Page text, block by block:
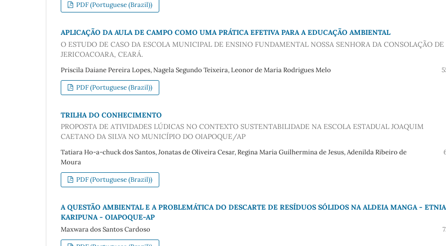
PDF (Portuguese (Brazil))
APLICAÇÃO DA AULA DE CAMPO COMO UMA PRÁTICA EFETIVA PARA A EDUCAÇÃO AMBIENTAL
O ESTUDO DE CASO DA ESCOLA MUNICIPAL DE ENSINO FUNDAMENTAL NOSSA SENHORA DA CONSOLAÇÃO DE
JERICOACOARA, CEARÁ.
Priscila Daiane Pereira Lopes, Nagela Segundo Teixeira, Leonor de Maria Rodrigues Melo
PDF (Portuguese (Brazil))
TRILHA DO CONHECIMENTO
PROPOSTA DE ATIVIDADES LÚDICAS NO CONTEXTO SUSTENTABILIDADE NA ESCOLA ESTADUAL JOAQUIM
CAETANO DA SILVA NO MUNICÍPIO DO OIAPOQUE/AP
Tatiara Ho-a-chuck dos Santos, Jonatas de Oliveira Cesar, Regina Maria Guilhermina de Jesus, Adenilda Ribeiro de
Moura
PDF (Portuguese (Brazil))
A QUESTÃO AMBIENTAL E A PROBLEMÁTICA DO DESCARTE DE RESÍDUOS SÓLIDOS NA ALDEIA MANGA - ETNIA
KARIPUNA - OIAPOQUE-AP
Maxwara dos Santos Cardoso